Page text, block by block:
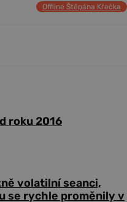
Offline Štěpána Křečka
roku 2016
volatilní seanci,
se rychle proměnily v